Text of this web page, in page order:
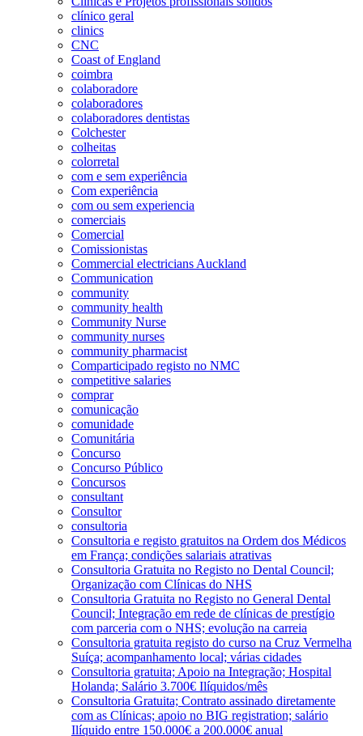
clínico geral
clinics
CNC
Coast of England
coimbra
colaboradore
colaboradores
colaboradores dentistas
Colchester
colheitas
colorretal
com e sem experiência
Com experiência
com ou sem experiencia
comerciais
Comercial
Comissionistas
Commercial electricians Auckland
Communication
community
community health
Community Nurse
community nurses
community pharmacist
Comparticipado registo no NMC
competitive salaries
comprar
comunicação
comunidade
Comunitária
Concurso
Concurso Público
Concursos
consultant
Consultor
consultoria
Consultoria e registo gratuitos na Ordem dos Médicos
em França; condições salariais atrativas
Consultoria Gratuita no Registo no Dental Council;
Organização com Clínicas do NHS
Consultoria Gratuita no Registo no General Dental
Council; Integração em rede de clínicas de prestígio
com parceria com o NHS; evolução na carreia
Consultoria gratuita registo do curso na Cruz Vermelha
Suíça; acompanhamento local; várias cidades
Consultoria gratuita; Apoio na Integração; Hospital
Holanda; Salário 3.700€ Ilíquidos/mês
Consultoria Gratuita; Contrato assinado diretamente
com as Clínicas; apoio no BIG registration; salário
Ilíquido entre 150.000€ a 200.000€ anual